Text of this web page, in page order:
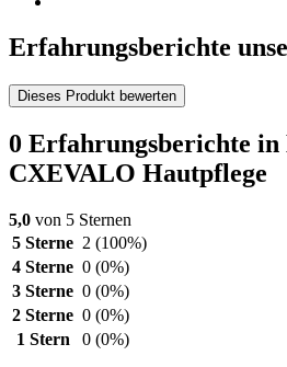
Erfahrungsberichte
Dieses Produkt bewerten
0 Erfahrungsberichte in
CXEVALO Hautpflege
5,0 von 5 Sternen
5 Sterne 2 (100%)
4 Sterne 0 (0%)
3 Sterne 0 (0%)
2 Sterne 0 (0%)
1 Stern
0 (0%)